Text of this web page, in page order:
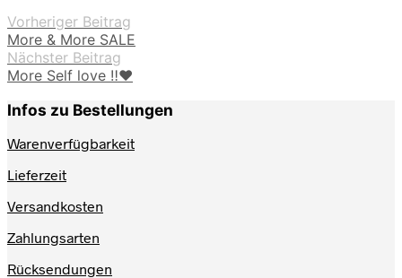
Vorheriger Beitrag
More & More SALE
Nächster Beitrag
More Self love ‼️❤️
Infos zu Bestellungen
Warenverfügbarkeit
Lieferzeit
Versandkosten
Zahlungsarten
Rücksendungen